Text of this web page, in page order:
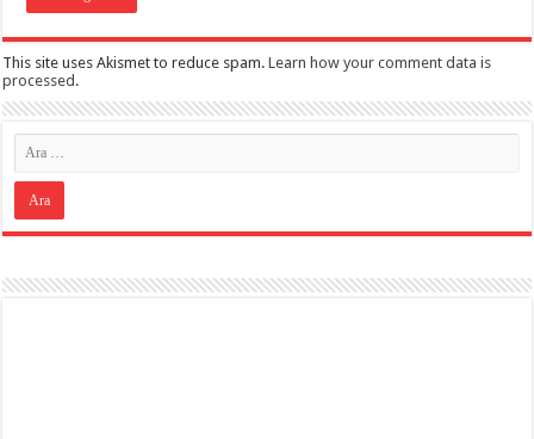
This site uses Akismet to reduce spam.Learn how your comment data is
processed .